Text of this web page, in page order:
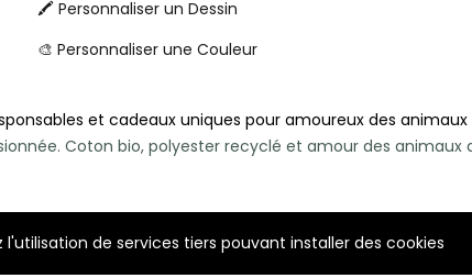
🖍️ Personnaliser un Dessin
🎨 Personnaliser une Couleur
et cadeaux uniques pour amoureux des animaux
Coton bio, polyester recyclé et amour des
de services tiers pouvant installer des cookies